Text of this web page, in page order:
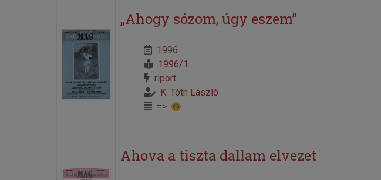
„Ahogy sózom, úgy eszem”
1996
1996/1
riport
K. Tóth László
=>
Ahova a tiszta dallam elvezet